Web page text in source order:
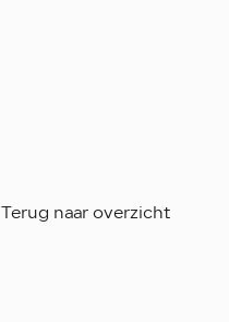
Terug naar overzicht